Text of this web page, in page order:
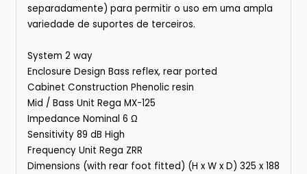
separadamente) para permitir o uso em uma ampla
variedade de suportes de terceiros.
System 2 way
Enclosure Design Bass reflex, rear ported
Cabinet Construction Phenolic resin
Mid / Bass Unit Rega MX-125
Impedance Nominal 6 Ω
Sensitivity 89 dB High
Frequency Unit Rega ZRR
Dimensions (with rear foot fitted) (H x W x D) 325 x 188